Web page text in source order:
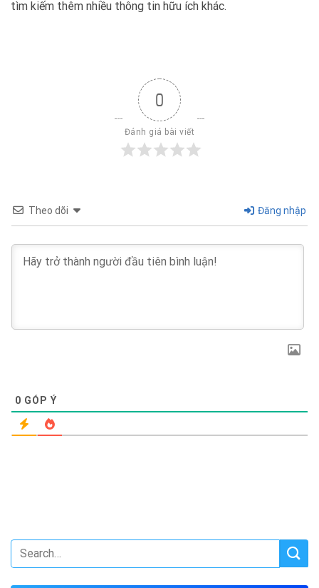
tìm kiếm thêm nhiều thông tin hữu ích khác.
0
Đánh giá bài viết
Theo dõi Đăng nhập
0 GÓP Ý